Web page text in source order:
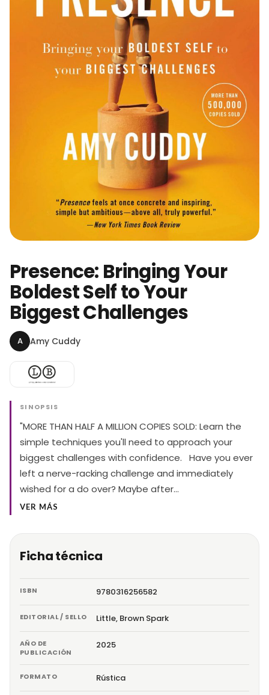
Presence: Bringing Your
Boldest Self to Your
Biggest Challenges
A Amy Cuddy
SINOPSIS
"MORE THAN HALF A MILLION COPIES SOLD: Learn the
simple techniques you'll need to approach your
biggest challenges with confidence. Have you ever
left a nerve-racking challenge and immediately
wished for a do over? Maybe after…
VER MÁS
Ficha técnica
ISBN 9780316256582
EDITORIAL / SELLO Little, Brown Spark
AÑO DE
PUBLICACIÓN
2025
FORMATO Rústica